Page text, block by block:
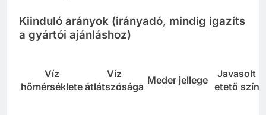
Kiinduló arányok (irányadó, mindig igazíts
a gyártói ajánláshoz)
Víz
hőmérséklete
Víz
átlátszósága
Meder jellege
Javasolt
etető szín